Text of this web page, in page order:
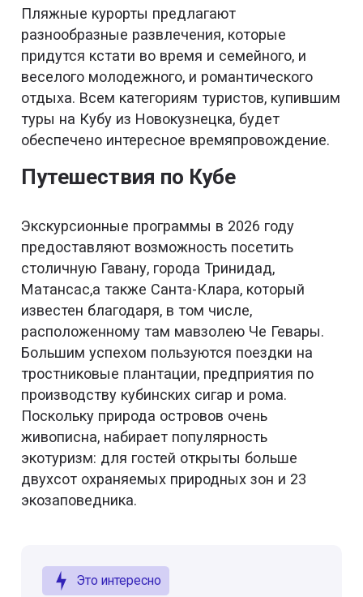
Пляжные курорты предлагают
разнообразные развлечения, которые
придутся кстати во время и семейного, и
веселого молодежного, и романтического
отдыха. Всем категориям туристов, купившим
туры на Кубу из Новокузнецка, будет
обеспечено интересное времяпровождение.
Путешествия по Кубе
Экскурсионные программы в 2026 году
предоставляют возможность посетить
столичную Гавану, города Тринидад,
Матансас,а также Санта-Клара, который
известен благодаря, в том числе,
расположенному там мавзолею Че Гевары.
Большим успехом пользуются поездки на
тростниковые плантации, предприятия по
производству кубинских сигар и рома.
Поскольку природа островов очень
живописна, набирает популярность
экотуризм: для гостей открыты больше
двухсот охраняемых природных зон и 23
экозаповедника.
Это интересно